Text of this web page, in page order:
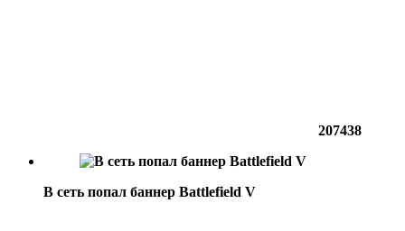
207438
В сеть попал баннер Battlefield V